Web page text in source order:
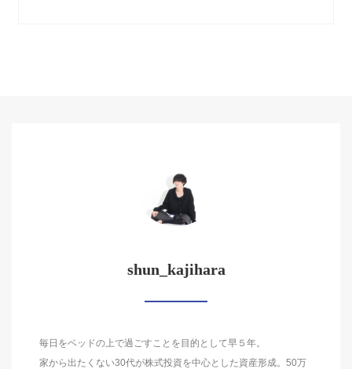
shun_kajihara
毎日をベッドの上で過ごすことを目的として早５年。
家から出たくない30代が株式投資を中心とした資産形成。50万